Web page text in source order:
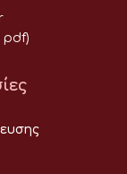
pdf)